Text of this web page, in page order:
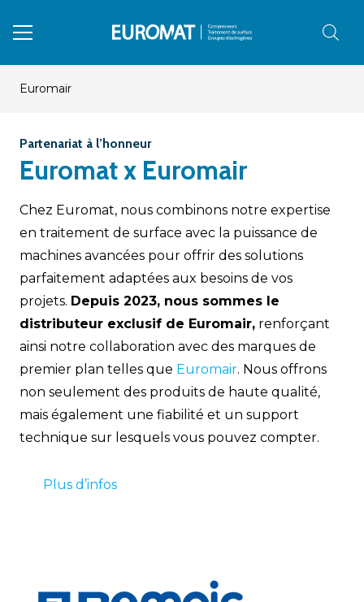
Euromair
Partenariat à l’honneur
Euromat x Euromair
Chez Euromat, nous combinons notre expertise
en traitement de surface avec la puissance de
machines avancées pour offrir des solutions
parfaitement adaptées aux besoins de vos
projets. Depuis 2023, nous sommes le
distributeur exclusif de Euromair, renforçant
ainsi notre collaboration avec des marques de
premier plan telles que Euromair. Nous offrons
non seulement des produits de haute qualité,
mais également une fiabilité et un support
technique sur lesquels vous pouvez compter.
Plus d’infos